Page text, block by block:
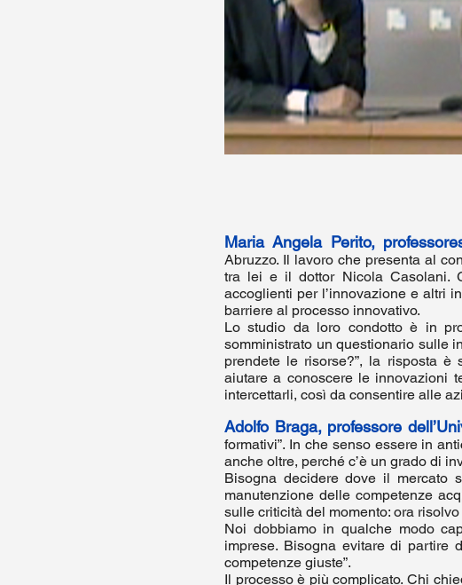
Maria Angela Perito,
Abruzzo. Il lavoro che presenta al
tra lei e il dottor Nicola Casolani.
accoglienti per l’innovazione e altri
barriere al processo innovativo.
Lo studio da loro condotto è in
somministrato un questionario sulle
prendete le risorse?”, la risposta è
aiutare a conoscere le innovazioni
intercettarli, così da consentire alle
Adolfo Braga, professore
formativi”. In che senso essere in
anche oltre, perché c’è un grado di
Bisogna decidere dove il mercato
manutenzione delle competenze
sulle criticità del momento: ora
Noi dobbiamo in qualche modo
imprese. Bisogna evitare di partire
competenze giuste”.
Il processo è più complicato. Chi